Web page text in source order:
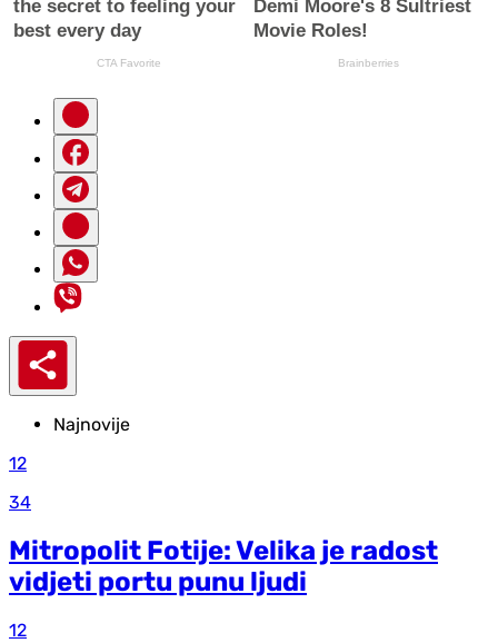
Najnovije
12
34
Mitropolit Fotije: Velika je radost
vidjeti portu punu ljudi
12